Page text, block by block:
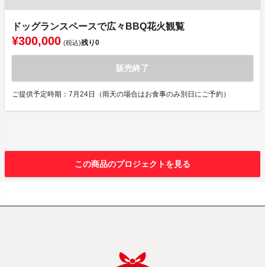
ドッグランスペースで広々BBQ花火観覧
¥300,000 (税込)残り0
販売終了
ご提供予定時期：7月24日（雨天の場合はお食事のみ別日にご予約）
この商品のプロジェクトを見る